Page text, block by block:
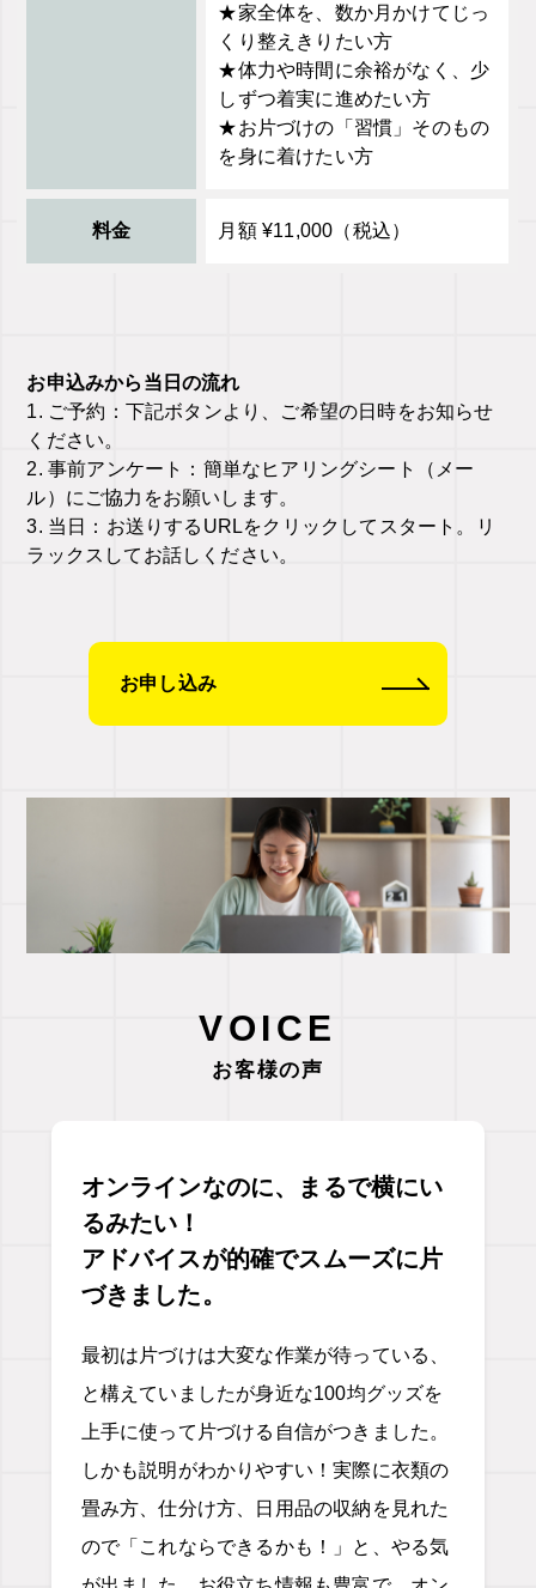
★家全体を、数か月かけてじっ
くり整えきりたい方
★体力や時間に余裕がなく、少
しずつ着実に進めたい方
★お片づけの「習慣」そのもの
を身に着けたい方
料金 月額 ¥11,000（税込）
お申込みから当日の流れ
1. ご予約：下記ボタンより、ご希望の日時をお知らせ
ください。
2. 事前アンケート：簡単なヒアリングシート（メー
ル）にご協力をお願いします。
3. 当日：お送りするURLをクリックしてスタート。リ
ラックスしてお話しください。
お申し込み
VOICE
お客様の声
オンラインなのに、まるで横にい
るみたい！
アドバイスが的確でスムーズに片
づきました。
最初は片づけは大変な作業が待っている、
と構えていましたが身近な100均グッズを
上手に使って片づける自信がつきました。
しかも説明がわかりやすい！実際に衣類の
畳み方、仕分け方、日用品の収納を見れた
ので「これならできるかも！」と、やる気